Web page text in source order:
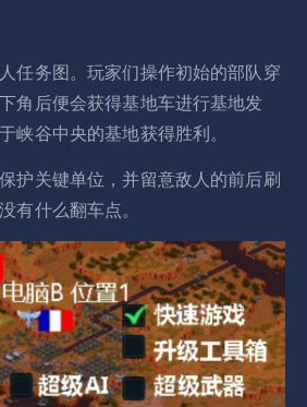
任务图。玩家们操作初始的部队穿
角后便会获得基地车进行基地发
峡谷中央的基地获得胜利。
护关键单位，并留意敌人的前后刷
有什么翻车点。